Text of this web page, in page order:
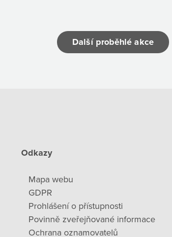
Další proběhlé akce
Odkazy
Mapa webu
GDPR
Prohlášení o přístupnosti
Povinně zveřejňované informace
Ochrana oznamovatelů